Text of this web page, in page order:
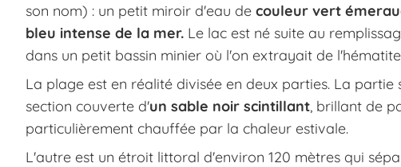
son nom) : un petit miroir d'eau de couleur vert
bleu intense de la mer. Le lac est né suite au
dans un petit bassin minier où l'on extrayait de
La plage est en réalité divisée en deux parties. La
section couverte d'un sable noir scintillant, brillant de
particulièrement chauffée par la chaleur estivale.
L'autre est un étroit littoral d'environ 120 mètres qui